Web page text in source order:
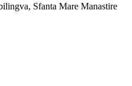
Sfanta Mare Manastire